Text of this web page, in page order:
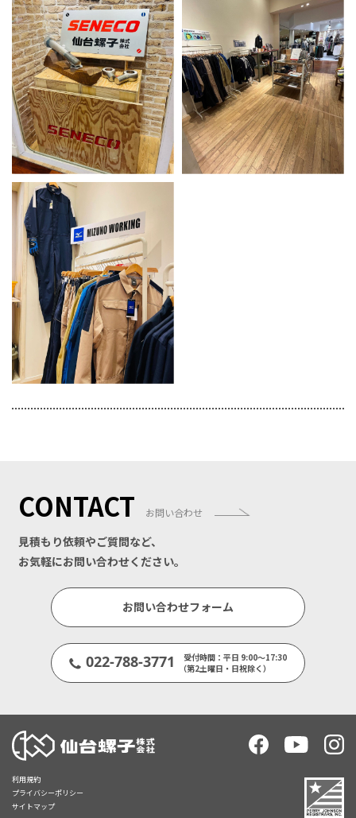
CONTACT お問い合わせ
見積もり依頼やご質問など、
お気軽にお問い合わせください。
お問い合わせフォーム
022-788-3771
受付時間：平日 9:00～17:30
（第2土曜日・日祝除く）
利用規約
プライバシーポリシー
サイトマップ